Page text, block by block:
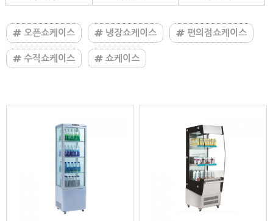
오픈쇼케이스 냉장쇼케이스 편의점쇼케이스
수직쇼케이스 쇼케이스